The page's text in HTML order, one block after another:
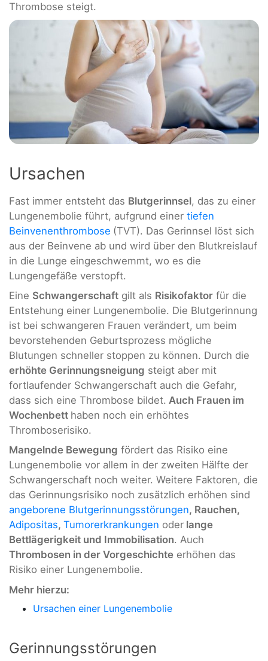
Thrombose steigt.
Ursachen
Fast immer entsteht das Blutgerinnsel, das zu einer
Lungenembolie führt, aufgrund einer tiefen
Beinvenenthrombose (TVT). Das Gerinnsel löst sich
aus der Beinvene ab und wird über den Blutkreislauf
in die Lunge eingeschwemmt, wo es die
Lungengefäße verstopft.
Eine Schwangerschaft gilt als Risikofaktor für die
Entstehung einer Lungenembolie. Die Blutgerinnung
ist bei schwangeren Frauen verändert, um beim
bevorstehenden Geburtsprozess mögliche
Blutungen schneller stoppen zu können. Durch die
erhöhte Gerinnungsneigung steigt aber mit
fortlaufender Schwangerschaft auch die Gefahr,
dass sich eine Thrombose bildet. Auch Frauen im
Wochenbett haben noch ein erhöhtes
Thromboserisiko.
Mangelnde Bewegung fördert das Risiko eine
Lungenembolie vor allem in der zweiten Hälfte der
Schwangerschaft noch weiter. Weitere Faktoren, die
das Gerinnungsrisiko noch zusätzlich erhöhen sind
angeborene Blutgerinnungsstörungen, Rauchen,
Adipositas, Tumorerkrankungen oder lange
Bettlägerigkeit und Immobilisation. Auch
Thrombosen in der Vorgeschichte erhöhen das
Risiko einer Lungenembolie.
Mehr hierzu:
Ursachen einer Lungenembolie
Gerinnungsstörungen